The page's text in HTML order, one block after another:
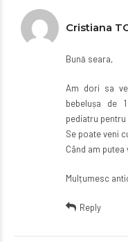
Cristiana
Bună seara,
Am dori sa
bebelușa de
pediatru
Se poate veni
Când am putea
Mulțumesc
Reply